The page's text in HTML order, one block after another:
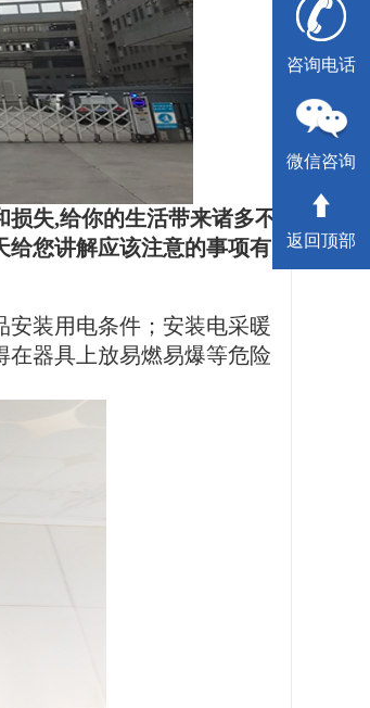
失,给你的生活带来诸多不
给您讲解应该注意的事项有
装用电条件；安装电采暖
器具上放易燃易爆等危险
咨询电话
微信咨询
返回顶部